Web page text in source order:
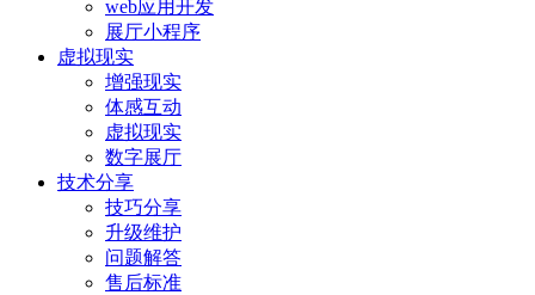
web应用开发
展厅小程序
虚拟现实
增强现实
体感互动
虚拟现实
数字展厅
技术分享
技巧分享
升级维护
问题解答
售后标准